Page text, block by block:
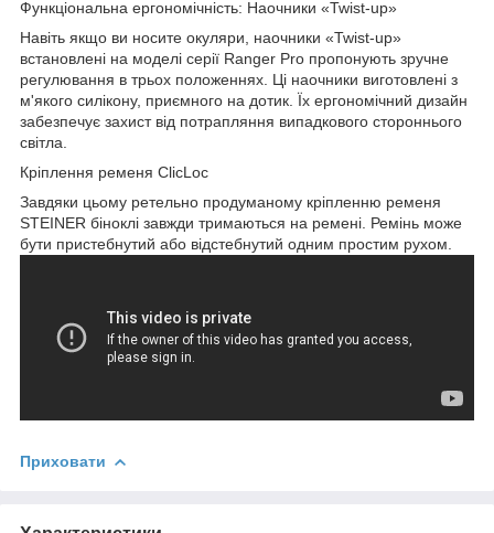
Функціональна ергономічність: Наочники «Twist-up»
Навіть якщо ви носите окуляри, наочники «Twist-up»
встановлені на моделі серії Ranger Pro пропонують зручне
регулювання в трьох положеннях. Ці наочники виготовлені з
м'якого силікону, приємного на дотик. Їх ергономічний дизайн
забезпечує захист від потрапляння випадкового стороннього
світла.
Кріплення ременя ClicLoc
Завдяки цьому ретельно продуманому кріпленню ременя
STEINER біноклі завжди тримаються на ремені. Ремінь може
бути пристебнутий або відстебнутий одним простим рухом.
Приховати